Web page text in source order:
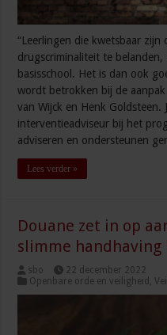
“Leerlingen die kwetsbaar
drugscriminaliteit te
basisschool. Het is dan ook
wordt betrokken bij de
van Wijck en Henk Goldsteen.
interventieadviseur bij het
adviseren en ondersteunen
Lees verder »
Douane zet in op
slimme handhaving
sbo
22 december 2022
Openbare orde en veiligheid ,